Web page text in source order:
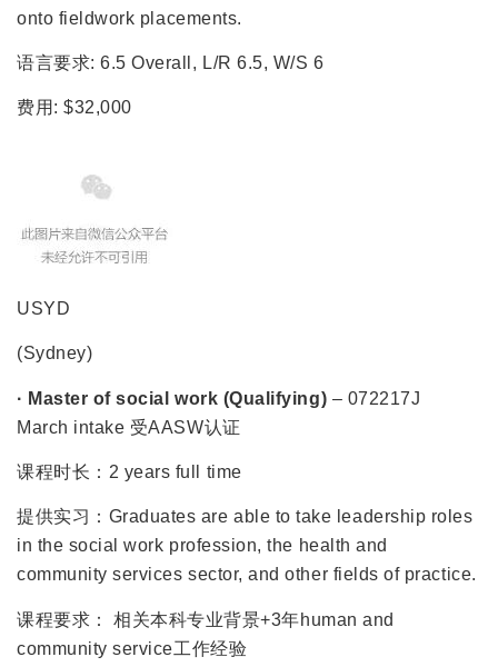
onto fieldwork placements.
语言要求: 6.5 Overall, L/R 6.5, W/S 6
费用: $32,000
USYD
(Sydney)
· Master of social work (Qualifying) – 072217J
March intake 受AASW认证
课程时长：2 years full time
提供实习：Graduates are able to take leadership roles
in the social work profession, the health and
community services sector, and other fields of practice.
课程要求： 相关本科专业背景+3年human and
community service工作经验